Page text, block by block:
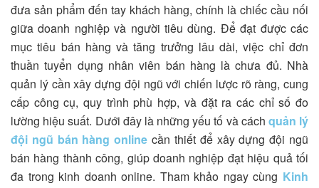
đưa sản phẩm đến tay khách hàng, chính là chiếc cầu nối
giữa doanh nghiệp và người tiêu dùng. Để đạt được các
mục tiêu bán hàng và tăng trưởng lâu dài, việc chỉ đơn
thuần tuyển dụng nhân viên bán hàng là chưa đủ. Nhà
quản lý cần xây dựng đội ngũ với chiến lược rõ ràng, cung
cấp công cụ, quy trình phù hợp, và đặt ra các chỉ số đo
lường hiệu suất. Dưới đây là những yếu tố và cách quản lý
đội ngũ bán hàng online cần thiết để xây dựng đội ngũ
bán hàng thành công, giúp doanh nghiệp đạt hiệu quả tối
đa trong kinh doanh online. Tham khảo ngay cùng Kinh